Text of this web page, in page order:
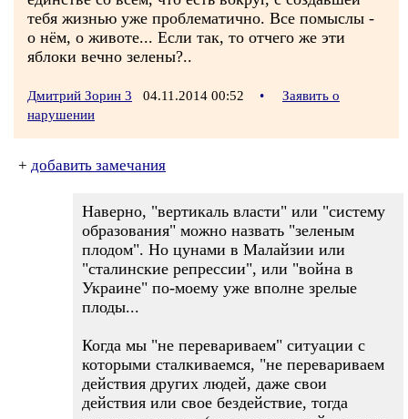
тебя жизнью уже проблематично. Все помыслы -
о нём, о животе... Если так, то отчего же эти
яблоки вечно зелены?..
Дмитрий Зорин 3 04.11.2014 00:52 •
Заявить о
нарушении
+ добавить замечания
Наверно, "вертикаль власти" или "систему
образования" можно назвать "зеленым
плодом". Но цунами в Малайзии или
"сталинские репрессии", или "война в
Украине" по-моему уже вполне зрелые
плоды...
Когда мы "не перевариваем" ситуации с
которыми сталкиваемся, "не перевариваем
действия других людей, даже свои
действия или свое бездействие, тогда